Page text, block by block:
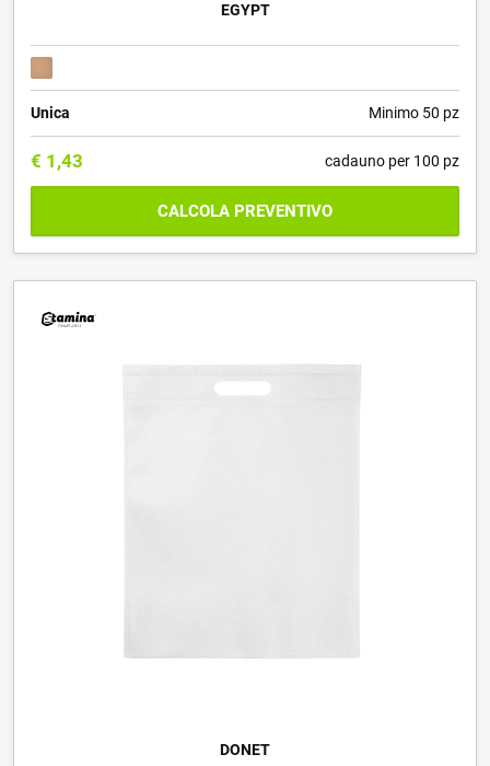
EGYPT
Unica Minimo 50 pz
€ 1,43 cadauno per 100 pz
CALCOLA PREVENTIVO
DONET